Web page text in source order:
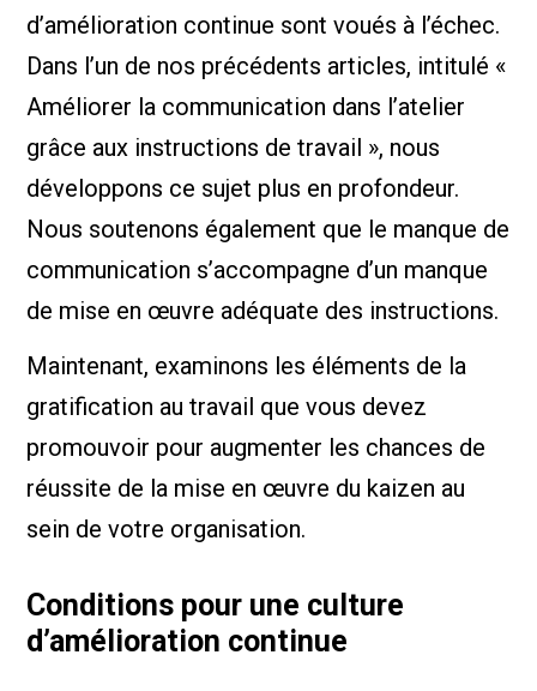
d’amélioration continue sont voués à l’échec.
Dans l’un de nos précédents articles, intitulé «
Améliorer la communication dans l’atelier
grâce aux instructions de travail », nous
développons ce sujet plus en profondeur.
Nous soutenons également que le manque de
communication s’accompagne d’un manque
de mise en œuvre adéquate des instructions.
Maintenant, examinons les éléments de la
gratification au travail que vous devez
promouvoir pour augmenter les chances de
réussite de la mise en œuvre du kaizen au
sein de votre organisation.
Conditions pour une culture
d’amélioration continue